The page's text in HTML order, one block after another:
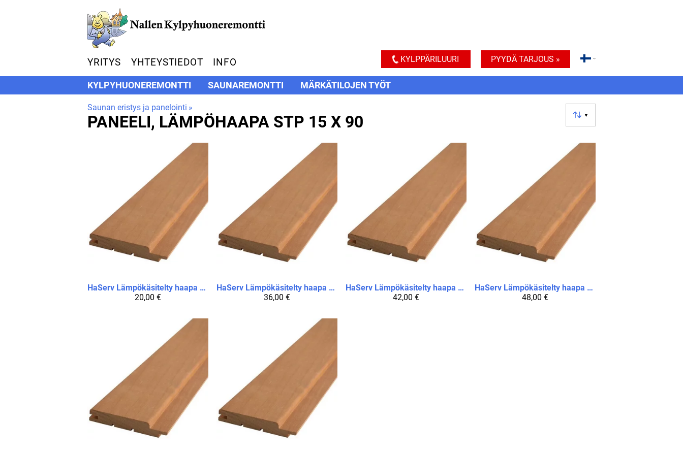
YRITYS YHTEYSTIEDOT INFO KYLPPÄRILUURI PYYDÄ TARJOUS »
KYLPYHUONEREMONTTI SAUNAREMONTTI MÄRKÄTILOJEN TYÖT
Saunan eristys ja panelointi ‪»
▼
PANEELI, LÄMPÖHAAPA STP 15 X 90
HaServ
Lämpökäsitelty haapa STP 15 x 90 x 1500 / pakkauksessa 6 paneelia
20,00 €
HaServ
Lämpökäsitelty haapa STP 15 x 90 x 1800 / pakkauksessa 6 paneelia
36,00 €
HaServ
Lämpökäsitelty haapa STP 15 x 90 x 2100 / pakkauksessa 6 paneelia
42,00 €
HaServ
Lämpökäsitelty haapa STP 15 x 90 x 2400 / pakkauksessa 6 paneelia
48,00 €